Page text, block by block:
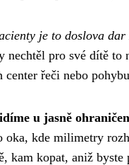
je to doslova dar
pro své dítě to
center řeči nebo
u jasně
oka, kde milimetry
kam kopat, aniž